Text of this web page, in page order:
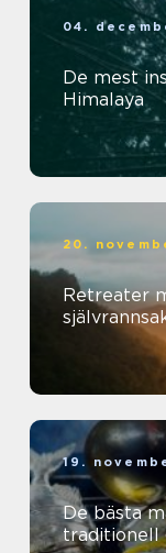
04.
De mest
Himalaya
20.
Retreater
19.
De bästa
traditionell